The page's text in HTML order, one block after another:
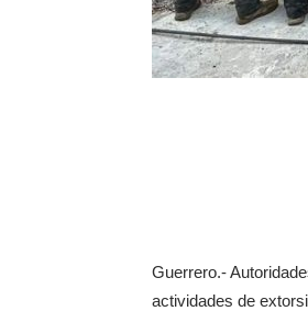
Guerrero.-
actividades de